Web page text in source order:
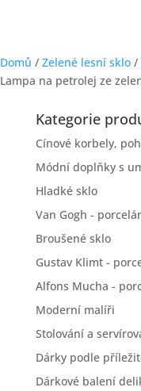
Domů / Zelené lesní sklo /
Lampa na petrolej ze
Kategorie
Cínové korbely,
Módní doplňky s
Hladké sklo
Van Gogh -
Broušené sklo
Gustav Klimt -
Alfons Mucha -
Moderní malíři
Stolování a
Dárky podle
Dárkové balení